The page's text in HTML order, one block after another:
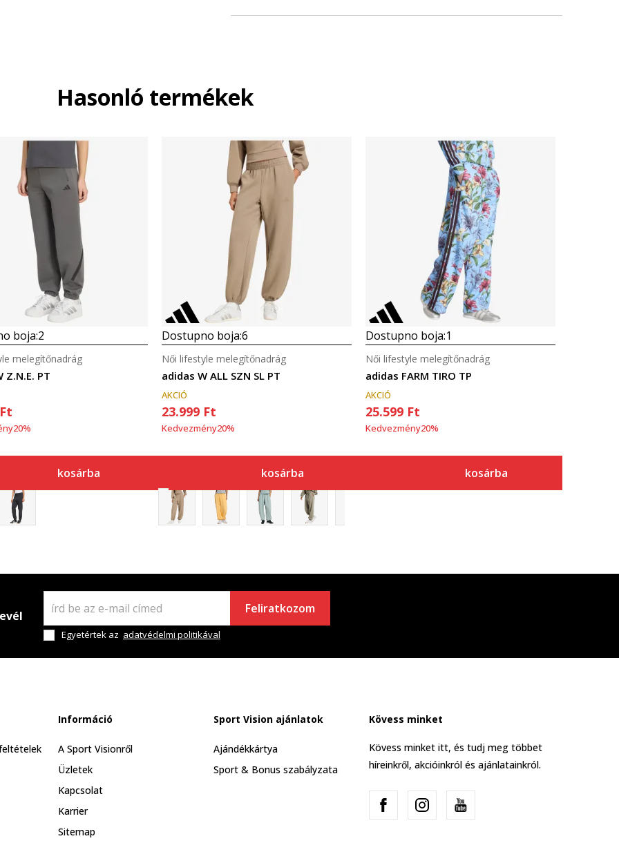
Hasonló termékek
boja:2
Z.N.E. PT
melegítőnadrág
Ft
20%
kosárba
Dostupno boja:6
adidas W ALL SZN SL PT
Női lifestyle melegítőnadrág
AKCIÓ
23.999 Ft
Kedvezmény20%
kosárba
Dostupno boja:1
adidas FARM TIRO TP
Női lifestyle melegítőnadrág
AKCIÓ
25.599 Ft
Kedvezmény20%
kosárba
Feliratkozom
Egyetértek az adatvédelmi politikával
Információ
A Sport Visionről
Üzletek
Kapcsolat
Karrier
Sitemap
Sport Vision ajánlatok
Ajándékkártya
Sport & Bonus szabályzata
Kövess minket
Kövess minket itt, és tudj meg többet
híreinkről, akcióinkról és ajánlatainkról.